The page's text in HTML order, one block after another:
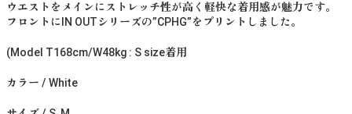
ウエストをメインにストレッチ性が高く軽快な着用感が魅力です。
フロントにIN OUTシリーズの”CPHG”をプリントしました。
(Model T168cm/W48kg : S size着用
カラー / White